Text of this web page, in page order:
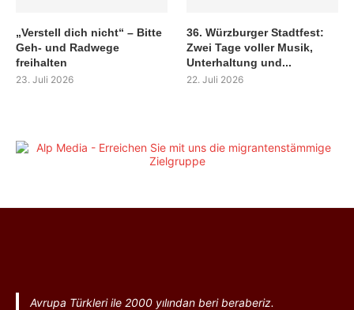
„Verstell dich nicht“ – Bitte
Geh- und Radwege
freihalten
23. Juli 2026
36. Würzburger Stadtfest:
Zwei Tage voller Musik,
Unterhaltung und...
22. Juli 2026
Avrupa Türkleri ile 2000 yılından beri beraberiz.